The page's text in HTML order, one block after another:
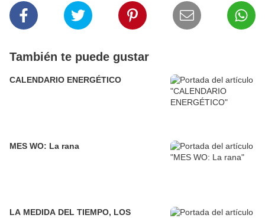
También te puede gustar
CALENDARIO ENERGÉTICO
MES WO: La rana
LA MEDIDA DEL TIEMPO, LOS